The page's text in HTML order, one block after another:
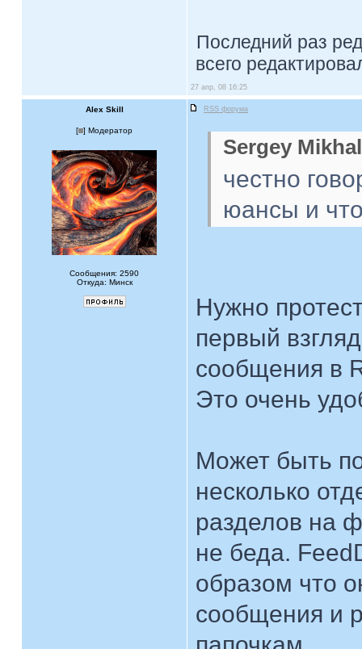
Последний раз
всего
27 апр, 08 16:25
Alex Skill RSS форума
[ ] Модератор
Сообщения: 2590
Откуда: Минск
Sergey
честно
юансы и
Нужно
первый
сообщения в
Это очень
Может быть
несколько
разделов на
не беда.
образом что
сообщения и